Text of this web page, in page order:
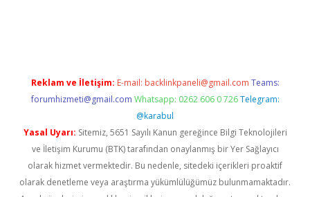
Reklam ve İletişim: E-mail: backlinkpaneli@gmail.com Teams:
forumhizmeti@gmail.com Whatsapp: 0262 606 0 726 Telegram:
@karabul
Yasal Uyarı: Sitemiz, 5651 Sayılı Kanun gereğince Bilgi Teknolojileri
ve İletişim Kurumu (BTK) tarafından onaylanmış bir Yer Sağlayıcı
olarak hizmet vermektedir. Bu nedenle, sitedeki içerikleri proaktif
olarak denetleme veya araştırma yükümlülüğümüz bulunmamaktadır.